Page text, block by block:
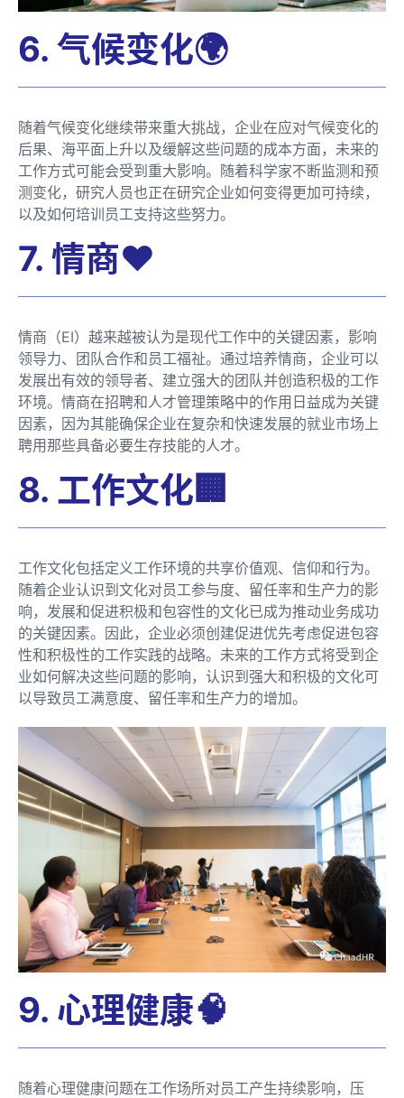
6. 气候变化🌍
随着气候变化继续带来重大挑战，企业在应对气候变化的
后果、海平面上升以及缓解这些问题的成本方面，未来的
工作方式可能会受到重大影响。随着科学家不断监测和预
测变化，研究人员也正在研究企业如何变得更加可持续，
以及如何培训员工支持这些努力。
7. 情商❤️
情商（EI）越来越被认为是现代工作中的关键因素，影响
领导力、团队合作和员工福祉。通过培养情商，企业可以
发展出有效的领导者、建立强大的团队并创造积极的工作
环境。情商在招聘和人才管理策略中的作用日益成为关键
因素，因为其能确保企业在复杂和快速发展的就业市场上
聘用那些具备必要生存技能的人才。
8. 工作文化🏢
工作文化包括定义工作环境的共享价值观、信仰和行为。
随着企业认识到文化对员工参与度、留任率和生产力的影
响，发展和促进积极和包容性的文化已成为推动业务成功
的关键因素。因此，企业必须创建促进优先考虑促进包容
性和积极性的工作实践的战略。未来的工作方式将受到企
业如何解决这些问题的影响，认识到强大和积极的文化可
以导致员工满意度、留任率和生产力的增加。
9. 心理健康🧠
随着心理健康问题在工作场所对员工产生持续影响，压